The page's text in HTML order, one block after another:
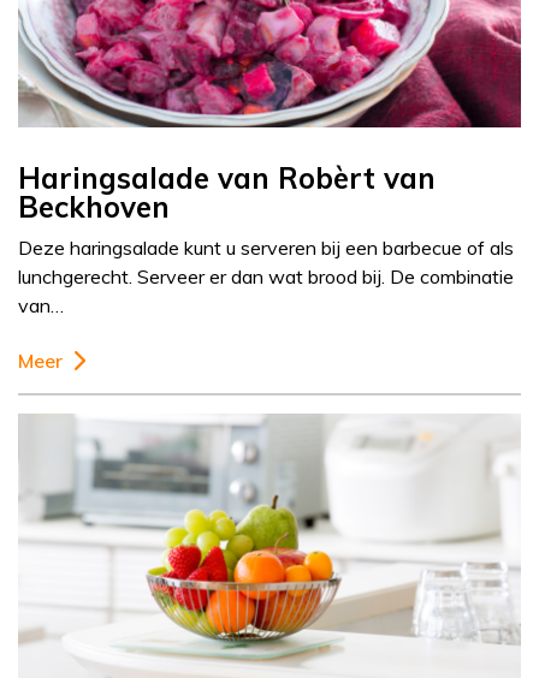
Haringsalade van Robèrt van
Beckhoven
Deze haringsalade kunt u serveren bij een barbecue of als
lunchgerecht. Serveer er dan wat brood bij. De combinatie
van…
Meer